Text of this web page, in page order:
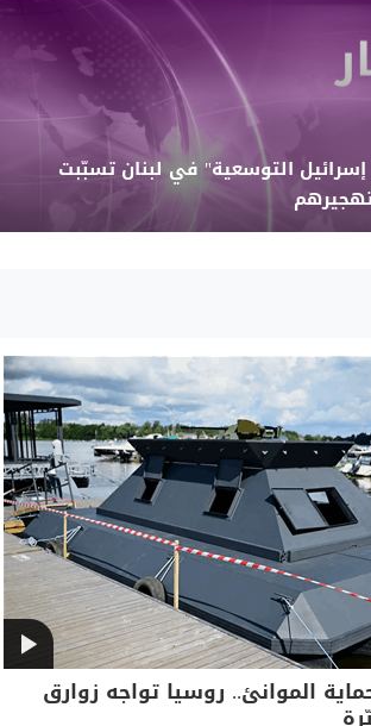
التوسعية" في لبنان تسبّبت
الموانئ.. روسيا تواجه زوارق